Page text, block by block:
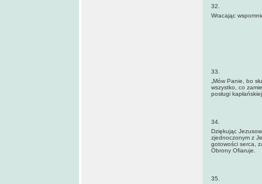
32.
Wracając
33.
„Mów Panie, bo
wszystko, co
posługi
34.
Dziękując
zjednoczonym z
gotowości serca,
Obrony Ofiaruje.
35.